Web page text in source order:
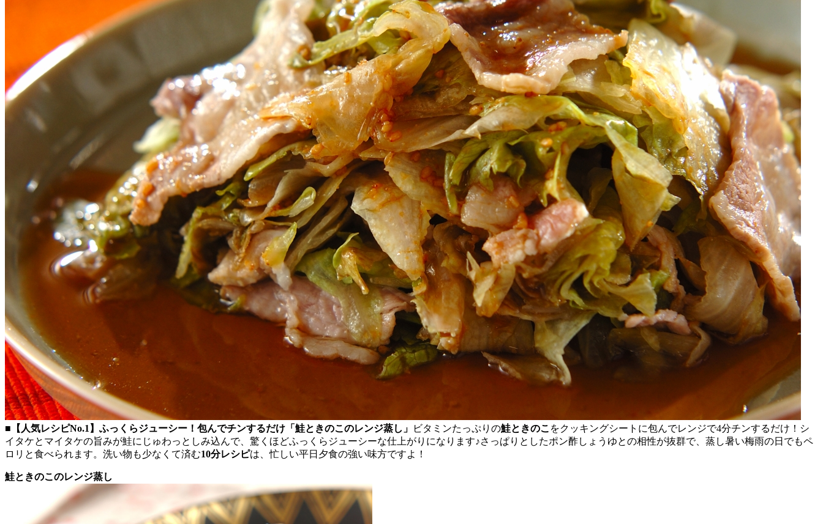
■【人気レシピNo.1】ふっくらジューシー！包んでチンするだけ「鮭ときのこのレンジ蒸し」 ビタミンたっぷりの鮭ときのこ をクッキングシートに包んでレンジで4分チンするだけ！シ
イタケとマイタケの旨みが鮭にじゅわっとしみ込んで、驚くほどふっくらジューシーな仕上がりになります♪さっぱりとしたポン酢しょうゆとの相性が抜群で、蒸し暑い梅雨の日でもペ
ロリと食べられます。洗い物も少なくて済む10分レシピは、忙しい平日夕食の強い味方ですよ！
鮭ときのこのレンジ蒸し